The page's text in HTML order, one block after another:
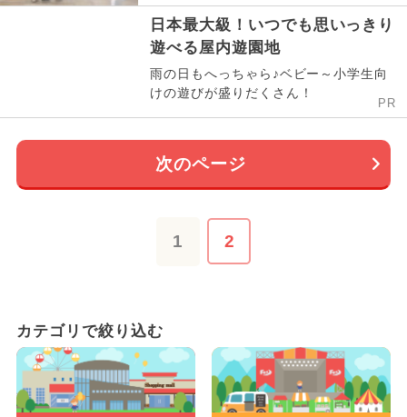
日本最大級！いつでも思いっきり
遊べる屋内遊園地
雨の日もへっちゃら♪ベビー～小学生向
けの遊びが盛りだくさん！
PR
次のページ
1 2
カテゴリで絞り込む